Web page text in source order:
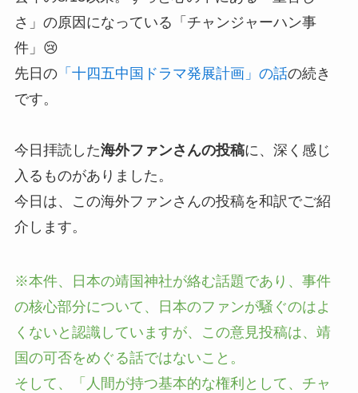
さ」の原因になっている「チャンジャーハン事
件」😢
先日の「十四五中国ドラマ発展計画」の話の続き
です。
今日拝読した海外ファンさんの投稿に、深く感じ
入るものがありました。
今日は、この海外ファンさんの投稿を和訳でご紹
介します。
※本件、日本の靖国神社が絡む話題であり、事件
の核心部分について、日本のファンが騒ぐのはよ
くないと認識していますが、この意見投稿は、靖
国の可否をめぐる話ではないこと。
そして、
「人間が持つ基本的な権利として、チャ